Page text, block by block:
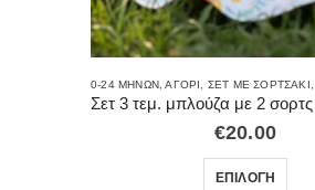
0-24 ΜΗΝΏΝ ,ΑΓΌΡΙ ΣΕΤ ΜΕ ΣΟΡΤΣΑΚΙ
€20.00
ΕΠΙΛΟΓΉ